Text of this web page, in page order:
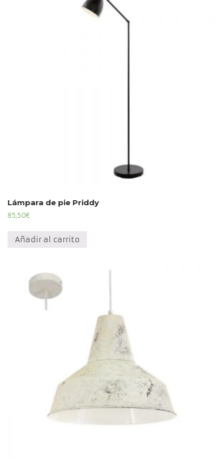
Lámpara de pie Priddy
85,50€
Añadir al carrito